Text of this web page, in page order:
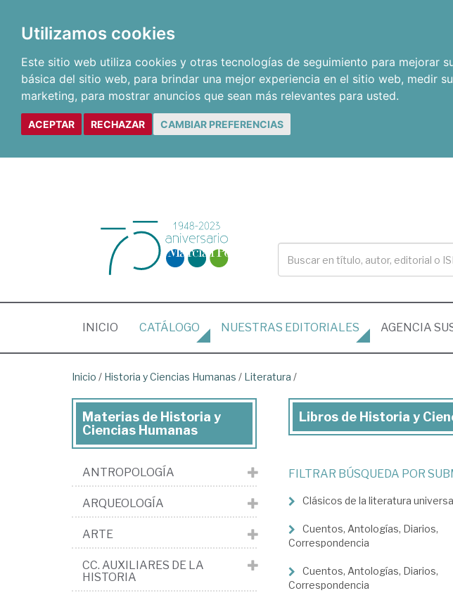
Utilizamos cookies
Este sitio web utiliza cookies y otras tecnologías de seguimiento para mejorar
básica del sitio web, para brindar una mejor experiencia en el sitio web, medir
marketing, para mostrar anuncios que sean más relevantes para usted.
ACEPTAR RECHAZAR CAMBIAR PREFERENCIAS
INICIO (CURRENT)
CATÁLOGO NUESTRAS EDITORIALES AGENCIA
Inicio / Historia y Ciencias Humanas / Literatura /
Libros
Historia
Ciencias
Humanas
>
Literatura
Libros de Historia y
FILTRAR BÚSQUEDA POR
Clásicos de la literatura
Cuentos, Antologías, Diarios,
Correspondencia
Cuentos, Antologías, Diarios,
Correspondencia
Materias de Historia y
Ciencias Humanas
ANTROPOLOGÍA
ARQUEOLOGÍA
ARTE
CC. AUXILIARES DE LA
HISTORIA